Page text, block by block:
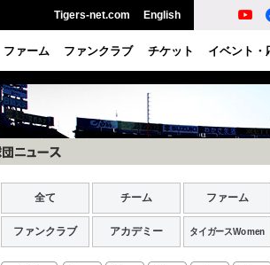
Tigers-net.com English
ファーム ファンクラブ チケット イベント・
全て チーム ファーム
ファンクラブ アカデミー タイガースWomen